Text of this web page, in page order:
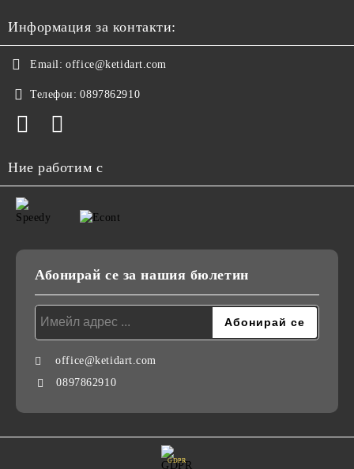
Информация за контакти:
Email: office@ketidart.com
Телефон: 0897862910
Ние работим с
Абонирай се за нашия бюлетин
office@ketidart.com
0897862910
GDPR